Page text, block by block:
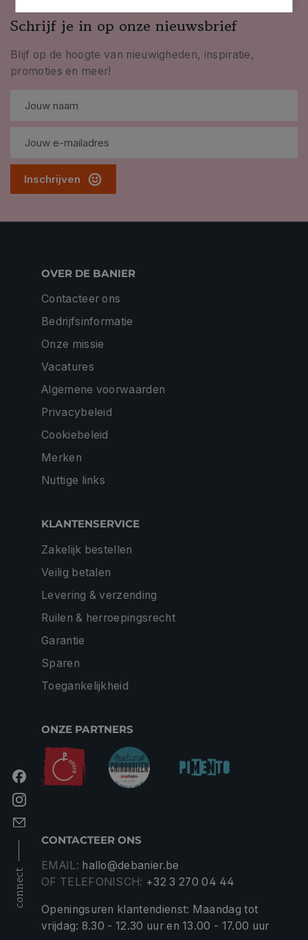
Schrijf je in op onze nieuwsbrief
Blijf op de hoogte van nieuwigheden, inspiratie,
promoties en meer!
Inschrijven
connect
OVER DE BANIER
Contacteer ons
Bedrijfsinformatie
Onze missie
Vacatures
Algemene voorwaarden
Privacybeleid
Cookiebeleid
Merken
Nuttige links
KLANTENSERVICE
Zakelijk bestellen
Veilig betalen
Levering & verzending
Ruilen & herroepingsrecht
Garantie
Sparen
Toegankelijkheid
ONZE PARTNERS
CONTACTEER ONS
EMAIL: hallo@debanier.be
OF TELEFONISCH: +32 3 270 04 44
Openingsuren klantendienst: Maandag tot
vrijdag: 8.30 - 12.30 uur en 13.00 - 17.00 uur